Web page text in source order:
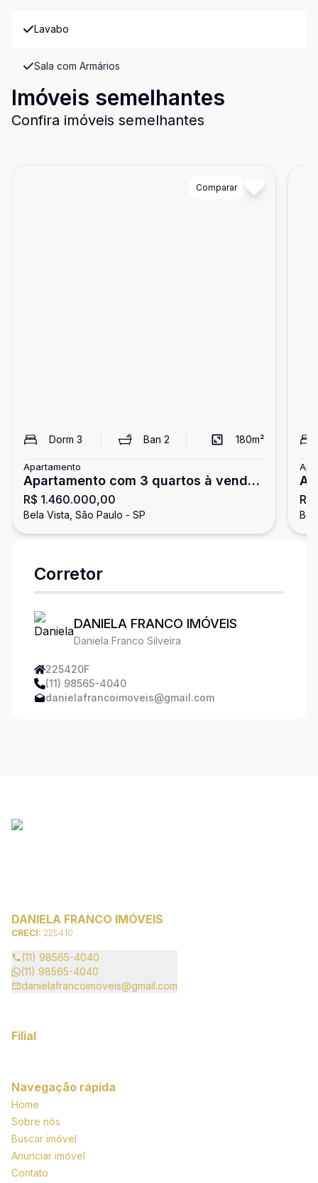
Lavabo
Sala com Armários
Imóveis semelhantes
Confira imóveis semelhantes
Comparar
Dorm 3 Ban2 180m²
Apartamento
Apartamento com 3 quartos à venda
na Bela Vista!
R$ 1.460.000,00
Bela Vista, São Paulo - SP
Corretor
DANIELA FRANCO IMÓVEIS
Daniela Franco Silveira
225420F
(11) 98565-4040
danielafrancoimoveis@gmail.com
DANIELA FRANCO IMÓVEIS
CRECI: 225410
(11) 98565-4040
(11) 98565-4040
danielafrancoimoveis@gmail.com
Filial
Navegação rápida
Home
Sobre nós
Buscar imóvel
Anunciar imóvel
Contato